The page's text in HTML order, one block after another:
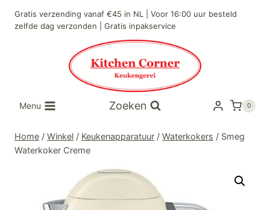
naar
Gratis verzending vanaf €45 in NL | Voor 16:00 uur besteld
zelfde dag verzonden | Gratis inpakservice
Menu Zoeken 0
Home / Winkel / Keukenapparatuur / Waterkokers / Smeg
Waterkoker Creme